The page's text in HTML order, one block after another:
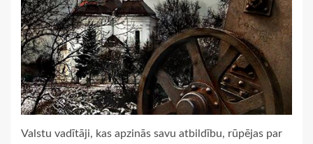
Valstu vadītāji, kas apzinās savu atbildību, rūpējas par